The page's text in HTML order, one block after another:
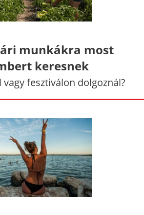
munkákra most
keresnek
vagy fesztiválon dolgoznál?